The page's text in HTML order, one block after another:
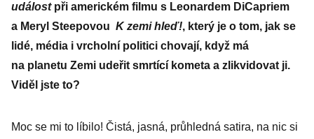
událostpři americkém filmu s Leonardem DiCapriem
a Meryl Steepovou K zemi hleď!, který je o tom, jak se
lidé, média i vrcholní politici chovají, když má
na planetu Zemi udeřit smrtící kometa a zlikvidovat ji.
Viděl jste to?
Moc se mi to líbilo! Čistá, jasná, průhledná satira, na nic si